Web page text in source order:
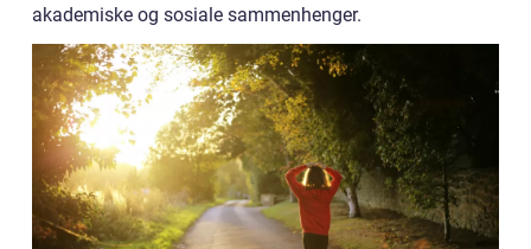
akademiske og sosiale sammenhenger.